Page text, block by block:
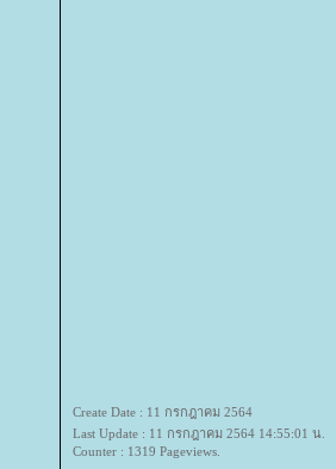
Create Date : 11 กรกฎาคม 2564
Last Update : 11 กรกฎาคม 2564 14:55:01 น.
Counter : 1319 Pageviews.